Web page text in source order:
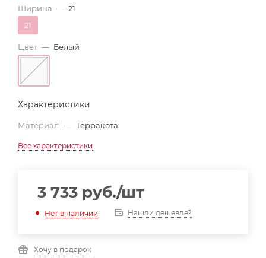
Ширина — 21
21
Цвет — Белый
Характеристики
Материал — Терракота
Все характеристики
3 733 руб./шт
Нет в наличии Нашли дешевле?
Хочу в подарок